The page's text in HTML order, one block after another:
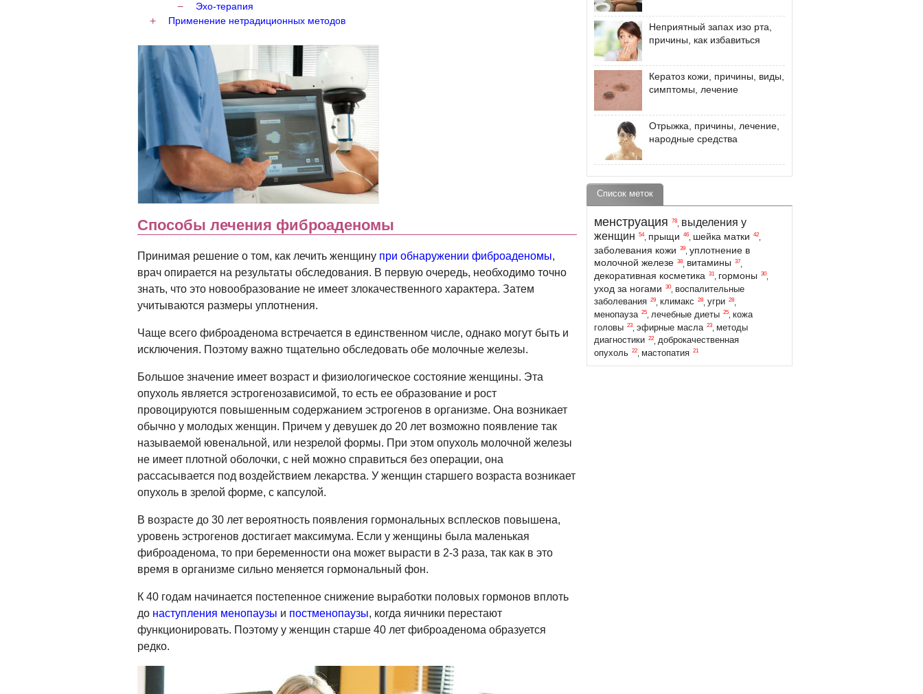
Эхо-терапия
Применение нетрадиционных методов
Способы лечения фиброаденомы
Принимая решение о том, как лечить женщину при обнаружении фиброаденомы,
врач опирается на результаты обследования. В первую очередь, необходимо точно
знать, что это новообразование не имеет злокачественного характера. Затем
учитываются размеры уплотнения.
Чаще всего фиброаденома встречается в единственном числе, однако могут быть и
исключения. Поэтому важно тщательно обследовать обе молочные железы.
Большое значение имеет возраст и физиологическое состояние женщины. Эта
опухоль является эстрогенозависимой, то есть ее образование и рост
провоцируются повышенным содержанием эстрогенов в организме. Она возникает
обычно у молодых женщин. Причем у девушек до 20 лет возможно появление так
называемой ювенальной, или незрелой формы. При этом опухоль молочной железы
не имеет плотной оболочки, с ней можно справиться без операции, она
рассасывается под воздействием лекарства. У женщин старшего возраста возникает
опухоль в зрелой форме, с капсулой.
В возрасте до 30 лет вероятность появления гормональных всплесков повышена,
уровень эстрогенов достигает максимума. Если у женщины была маленькая
фиброаденома, то при беременности она может вырасти в 2-3 раза, так как в это
время в организме сильно меняется гормональный фон.
К 40 годам начинается постепенное снижение выработки половых гормонов вплоть
до наступления менопаузы и постменопаузы, когда яичники перестают
функционировать. Поэтому у женщин старше 40 лет фиброаденома образуется
редко.
Неприятный запах изо рта,
причины, как избавиться
Кератоз кожи, причины, виды,
симптомы, лечение
Отрыжка, причины, лечение,
народные средства
Список меток
менструация 78
выделения у
женщин
54, прыщи 46 шейка матки 42
заболевания кожи 39
уплотнение в
молочной железе 38 витамины 37
декоративная косметика 31 гормоны 30,
уход за ногами 30, воспалительные
заболевания 29 климакс 28 угри 28
менопауза 25 лечебные диеты 25
кожа
головы 23 эфирные масла 23
методы
диагностики 22
доброкачественная
опухоль 22 мастопатия 21